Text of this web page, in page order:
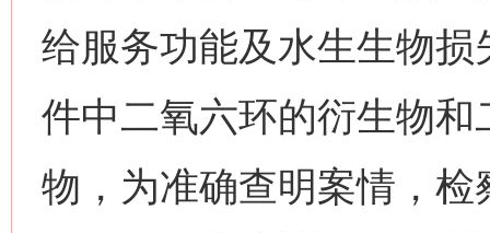
给服务功能及水生生物
件中二氧六环的衍生物
物，为准确查明案情，